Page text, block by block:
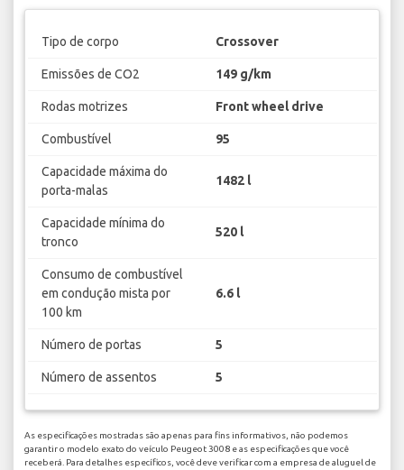
Tipo de corpo Crossover
Emissões de CO2 149 g/km
Rodas motrizes Front wheel drive
Combustível 95
Capacidade máxima do
porta-malas
1482 l
Capacidade mínima do
tronco
520 l
Consumo de combustível
em condução mista por
100 km
6.6 l
Número de portas 5
Número de assentos 5
As especificações mostradas são apenas para fins informativos, não podemos
garantir o modelo exato do veículo Peugeot 3008 e as especificações que você
receberá. Para detalhes específicos, você deve verificar com a empresa de aluguel de